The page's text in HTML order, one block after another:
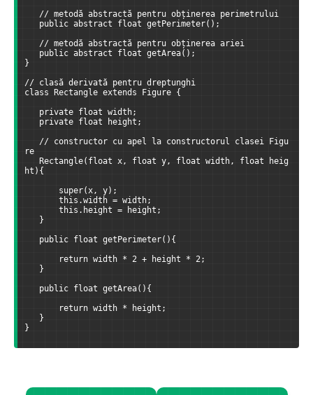
// metodă abstractă pentru obținerea perimetrului
public abstract float getPerimeter();
// metodă abstractă pentru obținerea ariei
public abstract float getArea();
}
// clasă derivată pentru dreptunghi
class Rectangle extends Figure {
private float width;
private float height;
// constructor cu apel la constructorul clasei Figu
re
Rectangle(float x, float y, float width, float heig
ht){
super(x, y);
this.width = width;
this.height = height;
}
public float getPerimeter(){
return width * 2 + height * 2;
}
public float getArea(){
return width * height;
}
}